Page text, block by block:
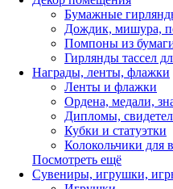
Бумажные
Дождик, мишура,
Помпоны из
Гирлянды тассел
Награды, ленты, флажки
Ленты и флажки
Ордена, медали,
Дипломы,
Кубки и статуэтки
Колокольчики для
Посмотреть ещё
Сувениры, игрушки,